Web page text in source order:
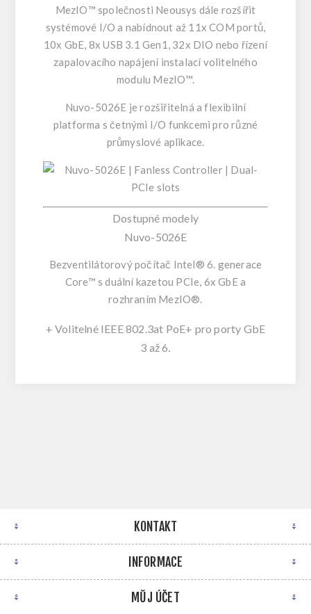
MezIO™ společnosti Neousys dále rozšířit
systémové I/O a nabídnout až 11x COM portů,
10x GbE, 8x USB 3.1 Gen1, 32x DIO nebo řízení
zapalovacího napájení instalací volitelného
modulu MezIO™.
Nuvo-5026E je rozšiřitelná a flexibilní
platforma s četnými I/O funkcemi pro různé
průmyslové aplikace.
Dostupné modely
Nuvo-5026E
Bezventilátorový počítač Intel® 6. generace
Core™ s duální kazetou PCIe, 6x GbE a
rozhraním MezIO®.
+ Volitelné IEEE 802.3at PoE+ pro porty GbE
3 až 6.
KONTAKT
INFORMACE
MŮJ ÚČET